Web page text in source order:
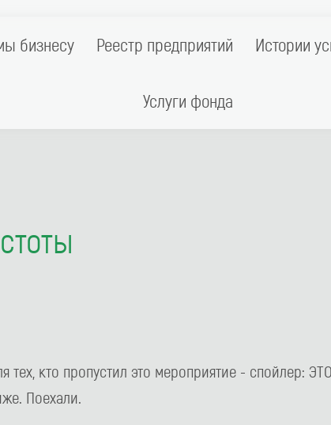
бизнесу Реестр предприятий Истории
Услуги фонда
кто пропустил это мероприятие - спойлер:
Поехали.